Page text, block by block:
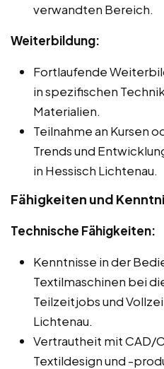
verwandten Bereich.
Weiterbildung:
Fortlaufende
in spezifischen
Materialien.
Teilnahme an Kursen
Trends und
in Hessisch Lichtenau.
Fähigkeiten und
Technische Fähigkeiten:
Kenntnisse in der
Textilmaschinen bei
Teilzeitjobs und
Lichtenau.
Vertrautheit mit CAD/
Textildesign und -